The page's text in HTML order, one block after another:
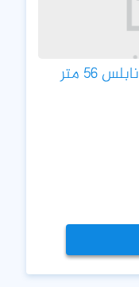
للبيع محل في نابلس مدينة نابلس 56 متر